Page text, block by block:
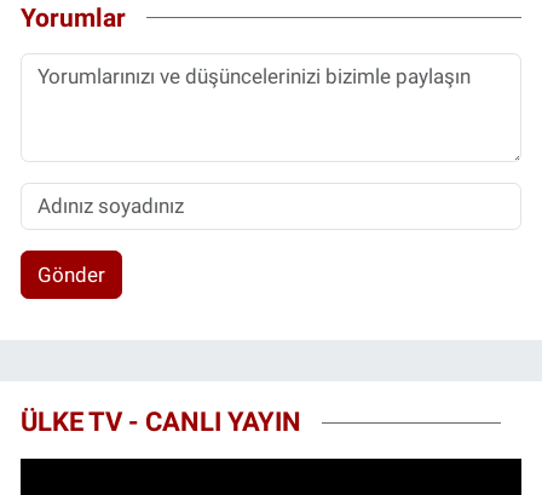
Yorumlar
Gönder
ÜLKE TV - CANLI YAYIN